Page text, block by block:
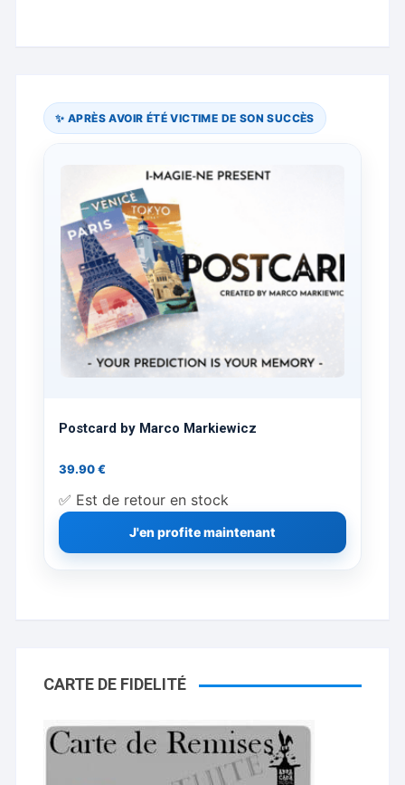
✨ APRÈS AVOIR ÉTÉ VICTIME DE SON SUCCÈS
Postcard by Marco Markiewicz
39.90€
✅ Est de retour en stock
J'en profite maintenant
CARTE DE FIDELITÉ